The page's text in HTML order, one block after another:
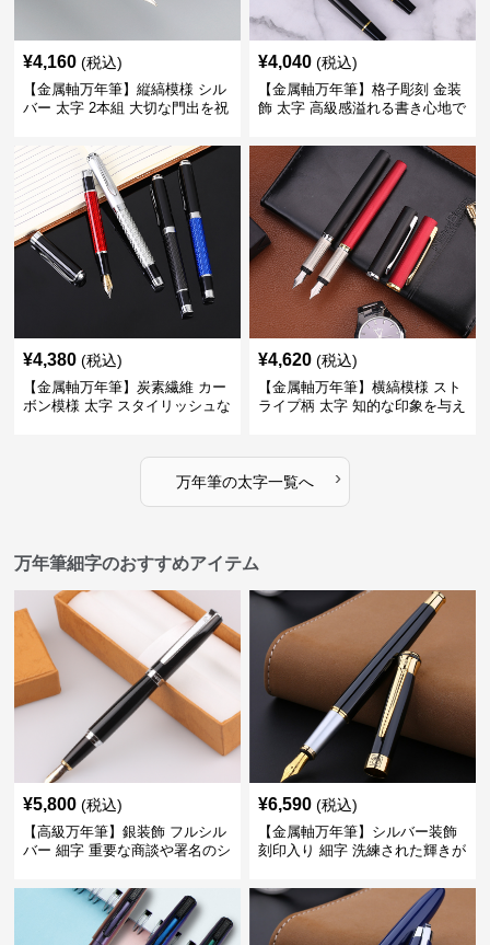
¥4,160 (税込)
【金属軸万年筆】縦縞模様 シル
バー 太字 2本組 大切な門出を祝
ト
¥4,040 (税込)
【金属軸万年筆】格子彫刻 金装
飾 太字 高級感溢れる書き心地で
¥4,380 (税込)
【金属軸万年筆】炭素繊維 カー
ボン模様 太字 スタイリッシュな
¥4,620 (税込)
【金属軸万年筆】横縞模様 スト
ライプ柄 太字 知的な印象を与え
万年筆の太字一覧へ ›
万年筆細字のおすすめアイテム
¥5,800 (税込)
【高級万年筆】銀装飾 フルシル
バー 細字 重要な商談や署名のシ
てくれる
¥6,590 (税込)
【金属軸万年筆】シルバー装飾
刻印入り 細字 洗練された輝きが